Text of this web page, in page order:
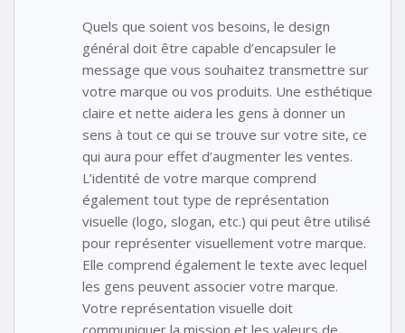
Quels que soient vos besoins, le design
général doit être capable d’encapsuler le
message que vous souhaitez transmettre sur
votre marque ou vos produits. Une esthétique
claire et nette aidera les gens à donner un
sens à tout ce qui se trouve sur votre site, ce
qui aura pour effet d’augmenter les ventes.
L’identité de votre marque comprend
également tout type de représentation
visuelle (logo, slogan, etc.) qui peut être utilisé
pour représenter visuellement votre marque.
Elle comprend également le texte avec lequel
les gens peuvent associer votre marque.
Votre représentation visuelle doit
communiquer la mission et les valeurs de